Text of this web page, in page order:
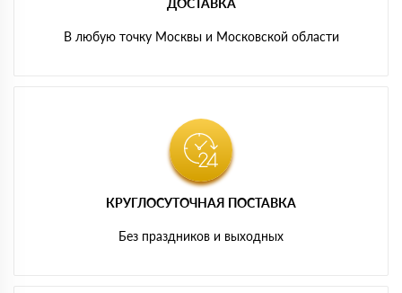
В любую точку Москвы и Московской области
КРУГЛОСУТОЧНАЯ ПОСТАВКА
Без праздников и выходных